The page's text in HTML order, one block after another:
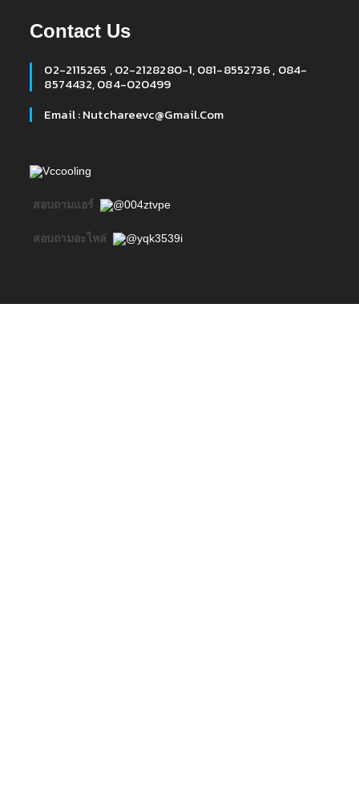
Contact Us
02-2115265 , 02-2128280-1, 081-8552736 , 084-
8574432, 084-020499
Email : Nutchareevc@gmail.com
Vccooling
สอบถามแอร์ @004ztvpe
สอบถามอะไหล่ @yqk3539i